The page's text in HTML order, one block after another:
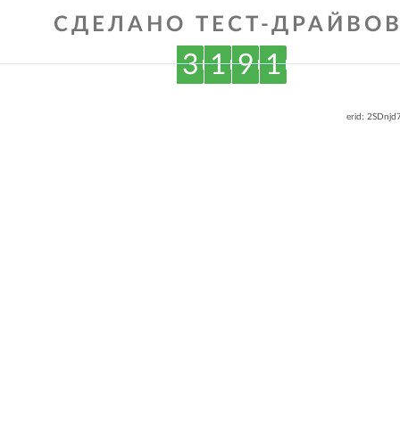
СДЕЛАНО ТЕСТ-
3 1 9 1
erid: